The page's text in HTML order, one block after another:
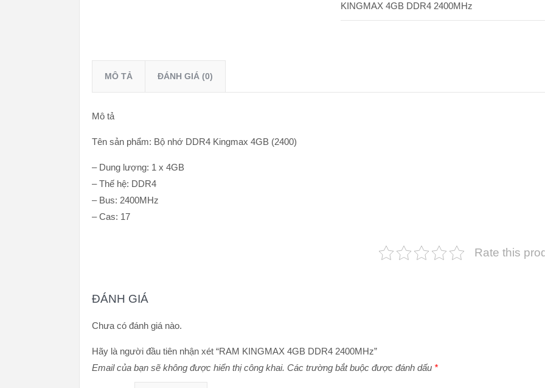
KINGMAX 4GB DDR4 2400MHz
MÔ TẢ ĐÁNH GIÁ (0)
Mô tả
Tên sản phẩm: Bộ nhớ DDR4 Kingmax 4GB (2400)
– Dung lượng: 1 x 4GB
– Thế hệ: DDR4
– Bus: 2400MHz
– Cas: 17
Rate this
ĐÁNH GIÁ
Chưa có đánh giá nào.
Hãy là người đầu tiên nhận xét “RAM KINGMAX 4GB DDR4 2400MHz”
Email của bạn sẽ không được hiển thị công khai. Các trường bắt buộc được đánh dấu *